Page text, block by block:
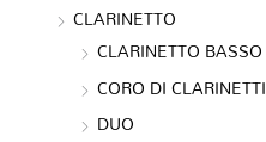
CLARINETTO
CLARINETTO BASSO
CORO DI CLARINETTI
DUO